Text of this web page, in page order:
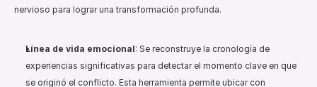
nervioso para lograr una transformación profunda.
Línea de vida emocional: Se reconstruye la cronología de
experiencias significativas para detectar el momento clave en que
se originó el conflicto. Esta herramienta permite ubicar con